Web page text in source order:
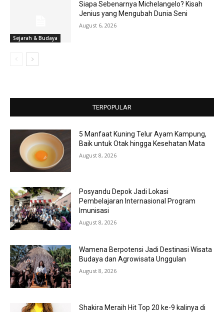
Sejarah & Budaya
Siapa Sebenarnya Michelangelo? Kisah
Jenius yang Mengubah Dunia Seni
August 6, 2026
TERPOPULAR
5 Manfaat Kuning Telur Ayam Kampung,
Baik untuk Otak hingga Kesehatan Mata
August 8, 2026
Posyandu Depok Jadi Lokasi
Pembelajaran Internasional Program
Imunisasi
August 8, 2026
Wamena Berpotensi Jadi Destinasi Wisata
Budaya dan Agrowisata Unggulan
August 8, 2026
Shakira Meraih Hit Top 20 ke-9 kalinya di